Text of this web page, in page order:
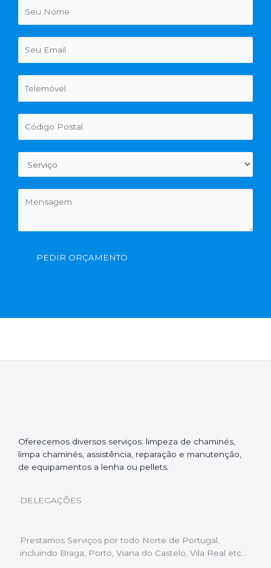
PEDIR ORÇAMENTO
Oferecemos diversos serviços: limpeza de chaminés,
limpa chaminés, assistência, reparação e manutenção,
de equipamentos a lenha ou pellets.
DELEGAÇÕES
Prestamos Serviços por todo Norte de Portugal,
incluindo Braga, Porto, Viana do Castelo, Vila Real etc…